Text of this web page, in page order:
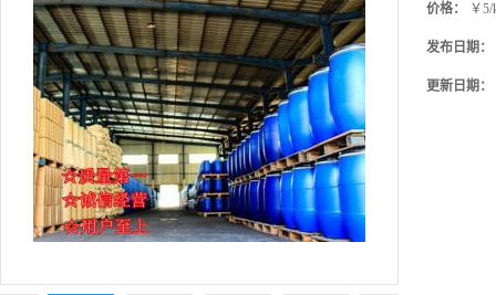
价格： ￥5/
发布日期：
更新日期：